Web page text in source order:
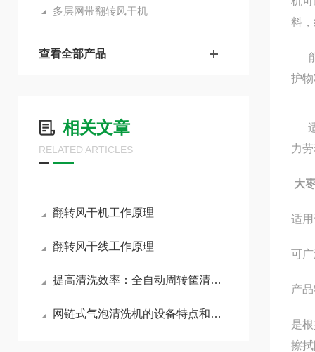
多层网带翻转风干机
查看全部产品
相关文章
RELATED ARTICLES
翻转风干机工作原理
翻转风干线工作原理
提高清洗效率：全自动周转筐清洗机的优势
网链式气泡清洗机的设备特点和操作要求
料
能
护
适
力
大
适
可
产
是
擦